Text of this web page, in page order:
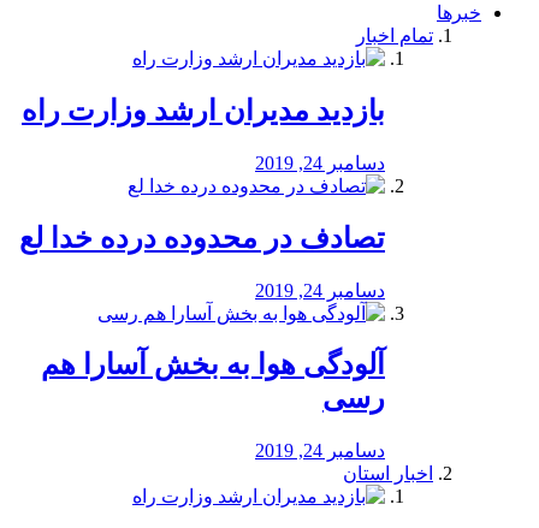
خبرها
تمام اخبار
بازدید مدیران ارشد وزارت راه
دسامبر 24, 2019
تصادف در محدوده درده خدا لع
دسامبر 24, 2019
آلودگی هوا به بخش آسارا هم
رسی
دسامبر 24, 2019
اخبار استان